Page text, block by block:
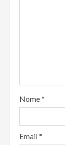
Nome*
Email*